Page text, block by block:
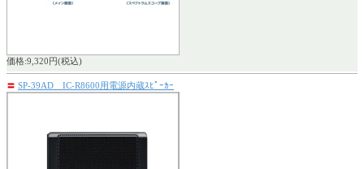
価格:9,320円(税込)
〓 SP-39AD IC-R8600用電源内蔵ｽﾋﾟｰｶｰ